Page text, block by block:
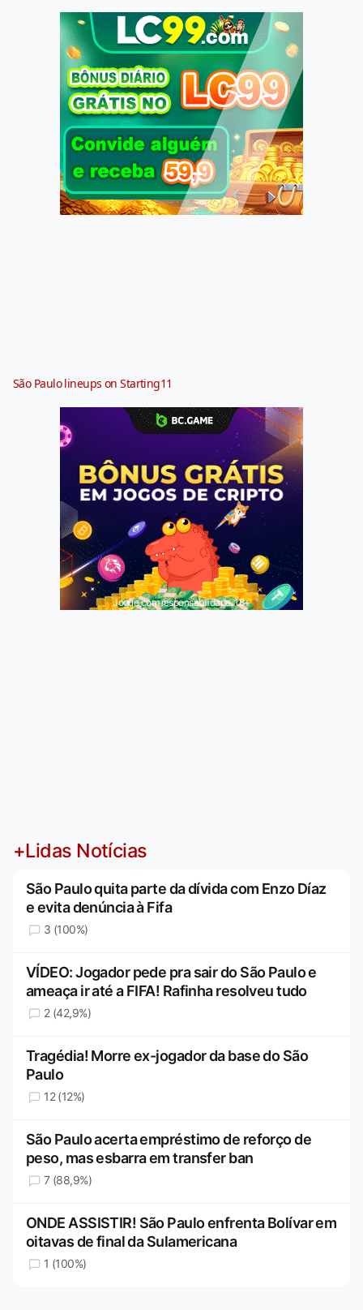
São Paulo lineups on Starting11
Jogue com responsabilidade. 18+
+Lidas Notícias
São Paulo quita parte da dívida com Enzo Díaz
e evita denúncia à Fifa
3 (100%)
VÍDEO: Jogador pede pra sair do São Paulo e
ameaça ir até a FIFA! Rafinha resolveu tudo
2 (42,9%)
Tragédia! Morre ex-jogador da base do São
Paulo
12 (12%)
São Paulo acerta empréstimo de reforço de
peso, mas esbarra em transfer ban
7 (88,9%)
ONDE ASSISTIR! São Paulo enfrenta Bolívar em
oitavas de final da Sulamericana
1 (100%)